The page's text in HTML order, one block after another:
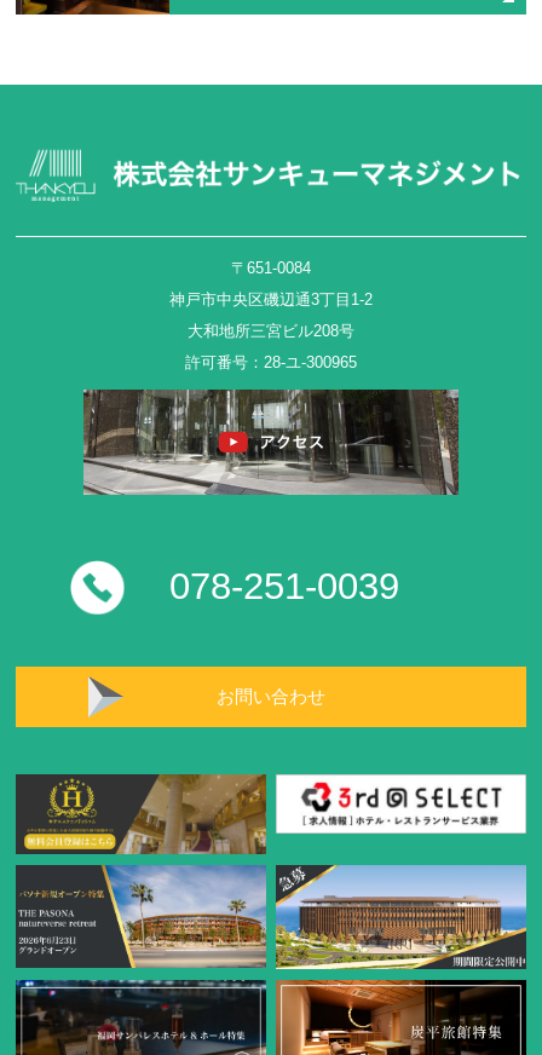
〒651-0084
神戸市中央区磯辺通3丁目1-2
大和地所三宮ビル208号
許可番号：28-ユ-300965
078-251-0039
お問い合わせ